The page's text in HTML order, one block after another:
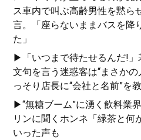
ス車内で叫ぶ高齢男性を黙ら
言。「座らないままバスを降
た」
▶「いつまで待たせるんだ!」
文句を言う迷惑客は“まさかの
っそり店長に“会社と名前”を
▶“無糖ブーム”に湧く飲料業
リンに聞くホンネ「緑茶と何
いった声も